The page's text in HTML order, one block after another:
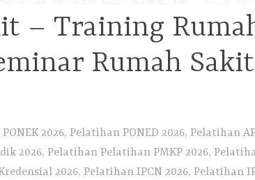
– Training
Rumah
2026, Pelatihan PONED 2026, Pelatihan
2026, Pelatihan Pelatihan PMKP 2026,
2026, Pelatihan IPCN 2026, Pelatihan